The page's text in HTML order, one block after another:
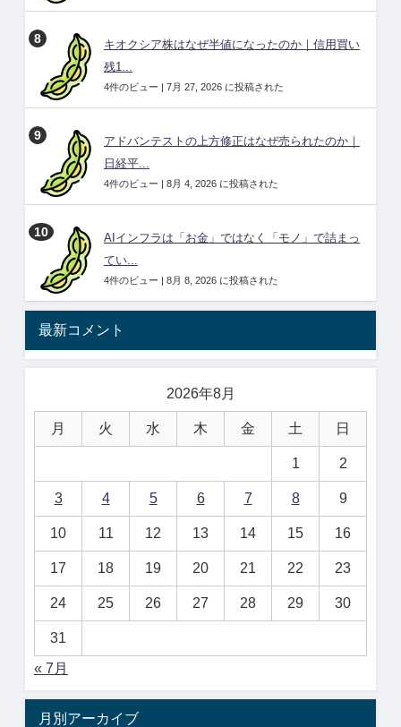
キオクシア株はなぜ半値になったのか｜信用買い
残1...
4件のビュー | 7月 27, 2026 に投稿された
アドバンテストの上方修正はなぜ売られたのか｜
日経平...
4件のビュー | 8月 4, 2026 に投稿された
AIインフラは「お金」ではなく「モノ」で詰まっ
てい...
4件のビュー | 8月 8, 2026 に投稿された
最新コメント
2026年8月
月 火 水 木 金 土 日
1 2
3 4 5 6 7 8 9
10 11 12 13 14 15 16
17 18 19 20 21 22 23
24 25 26 27 28 29 30
31
« 7月
月別アーカイブ